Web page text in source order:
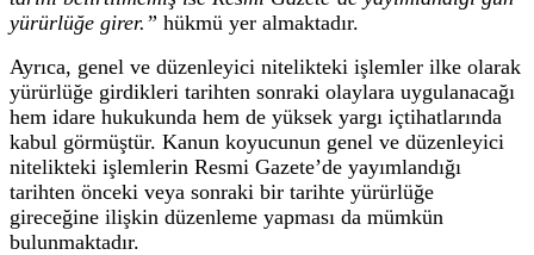
yürürlüğe girer.” hükmü yer almaktadır.
Ayrıca, genel ve düzenleyici nitelikteki işlemler ilke olarak
yürürlüğe girdikleri tarihten sonraki olaylara uygulanacağı
hem idare hukukunda hem de yüksek yargı içtihatlarında
kabul görmüştür. Kanun koyucunun genel ve düzenleyici
nitelikteki işlemlerin Resmi Gazete’de yayımlandığı
tarihten önceki veya sonraki bir tarihte yürürlüğe
gireceğine ilişkin düzenleme yapması da mümkün
bulunmaktadır.